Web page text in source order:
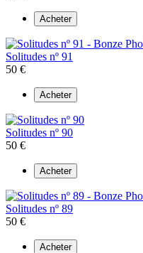
Acheter
Solitudes nº 91
50 €
Acheter
Solitudes nº 90
50 €
Acheter
Solitudes nº 89
50 €
Acheter